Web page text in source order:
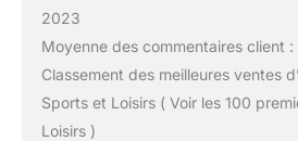
2023
Moyenne des commentaires client :
Classement des meilleures ventes
Sports et Loisirs ( Voir les 100
Loisirs )